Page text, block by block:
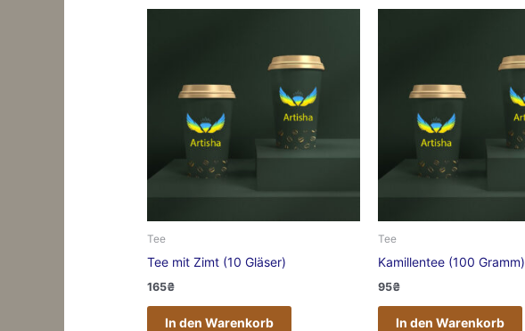
Tee
Tee mit Zimt (10 Gläser)
165₴
In den Warenkorb
Tee
Kamillentee (100 Gramm)
95₴
In den Warenkorb